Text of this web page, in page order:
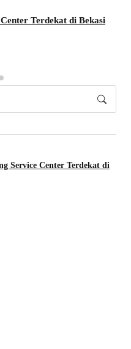
Terdekat di Bekasi
Service Center Terdekat di